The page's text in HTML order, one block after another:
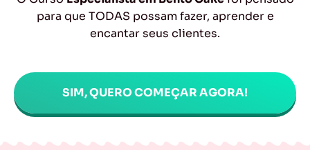
para que TODAS possam fazer, aprender e
encantar seus clientes.
SIM, QUERO COMEÇAR AGORA!